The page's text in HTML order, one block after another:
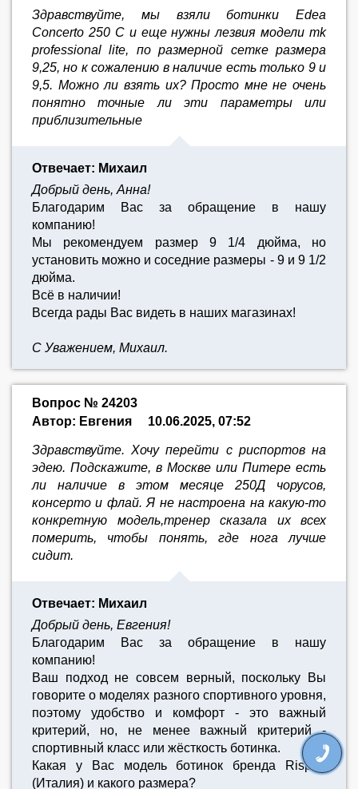
Здравствуйте, мы взяли ботинки Edea
Concerto 250 C и еще нужны лезвия модели mk
professional lite, по размерной сетке размера
9,25, но к сожалению в наличие есть только 9 и
9,5. Можно ли взять их? Просто мне не очень
понятно точные ли эти параметры или
приблизительные
Отвечает: Михаил
Добрый день, Анна!
Благодарим Вас за обращение в нашу
компанию!
Мы рекомендуем размер 9 1/4 дюйма, но
установить можно и соседние размеры - 9 и 9 1/2
дюйма.
Всё в наличии!
Всегда рады Вас видеть в наших магазинах!
С Уважением, Михаил.
Вопрос № 24203
Автор: Евгения
10.06.2025, 07:52
Здравствуйте. Хочу перейти с риспортов на
эдею. Подскажите, в Москве или Питере есть
ли наличие в этом месяце 250Д чорусов,
консерто и флай. Я не настроена на какую-то
конкретную модель,тренер сказала их всех
померить, чтобы понять, где нога лучше
сидит.
Отвечает: Михаил
Добрый день, Евгения!
Благодарим Вас за обращение в нашу
компанию!
Ваш подход не совсем верный, поскольку Вы
говорите о моделях разного спортивного уровня,
поэтому удобство и комфорт - это важный
критерий, но, не менее важный критерий -
спортивный класс или жёсткость ботинка.
Какая у Вас модель ботинок бренда Risport
(Италия) и какого размера?